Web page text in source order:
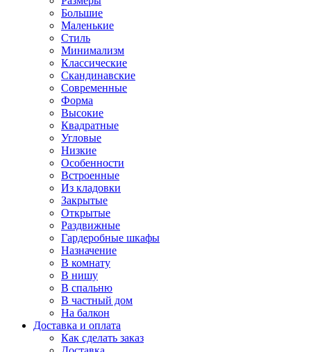
Большие
Маленькие
Стиль
Минимализм
Классические
Скандинавские
Современные
Форма
Высокие
Квадратные
Угловые
Низкие
Особенности
Встроенные
Из кладовки
Закрытые
Открытые
Раздвижные
Гардеробные шкафы
Назначение
В комнату
В нишу
В спальню
В частный дом
На балкон
Доставка и оплата
Как сделать заказ